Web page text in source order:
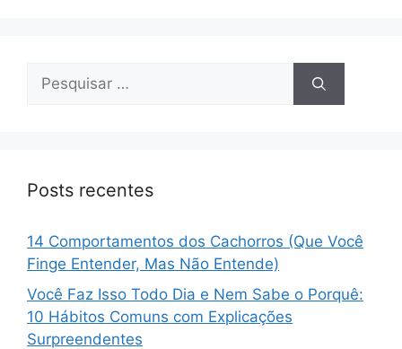
Pesquisar
Posts recentes
14 Comportamentos dos Cachorros (Que Você
Finge Entender, Mas Não Entende)
Você Faz Isso Todo Dia e Nem Sabe o Porquê:
10 Hábitos Comuns com Explicações
Surpreendentes